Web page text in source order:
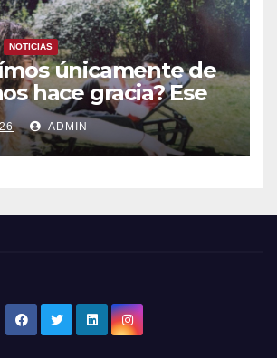
NOTICIAS
únicamente de
hace gracia? Ese
me lo has contado,
single de JUAN
ADMIN